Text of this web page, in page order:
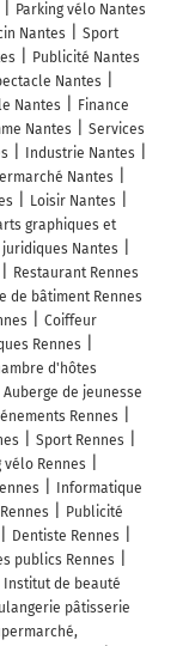
Parking vélo Nantes
Nantes
Sport
Publicité Nantes
Nantes
Nantes
Finance
Nantes
Services
Industrie Nantes
Nantes
Loisir Nantes
graphiques et
Nantes
Restaurant Rennes
de bâtiment Rennes
Coiffeur
Rennes
d'hôtes
Auberge de jeunesse
Rennes
Sport Rennes
vélo Rennes
Informatique
Publicité
Dentiste Rennes
publics Rennes
Institut de beauté
pâtisserie